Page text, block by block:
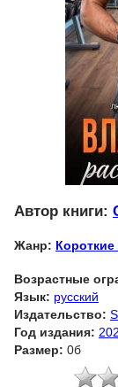
Автор книги:
Жанр:
Возрастные
Язык: русский
Издательство:
Год издания:
Размер: 0б